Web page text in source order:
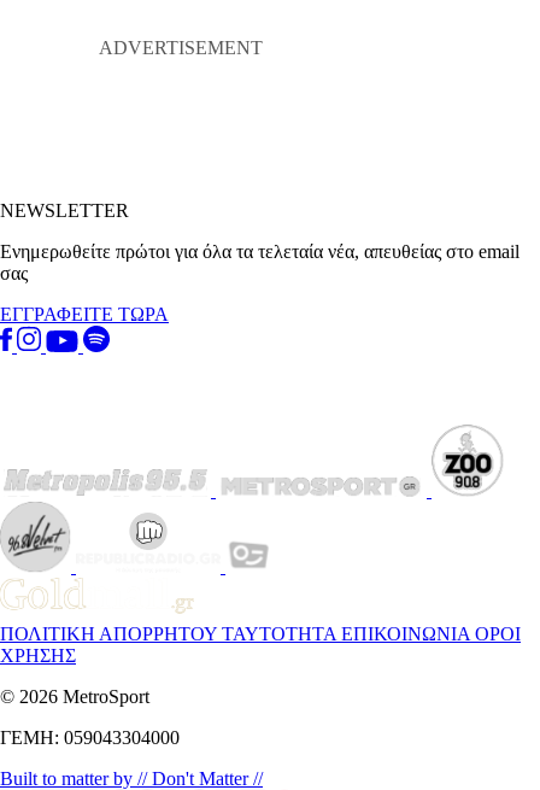
NEWSLETTER
Ενημερωθείτε πρώτοι για όλα τα τελεταία νέα, απευθείας στο email
σας
ΕΓΓΡΑΦΕΙΤΕ ΤΩΡΑ
ΠΟΛΙΤΙΚΗ ΑΠΟΡΡΗΤΟΥ ΤΑΥΤΟΤΗΤΑ ΕΠΙΚΟΙΝΩΝΙΑ ΟΡΟΙ
ΧΡΗΣΗΣ
© 2026 MetroSport
ΓΕΜΗ: 059043304000
Built to matter by // Don't Matter //